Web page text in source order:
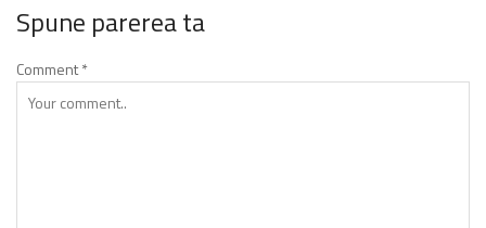
Spune parerea ta
Comment*